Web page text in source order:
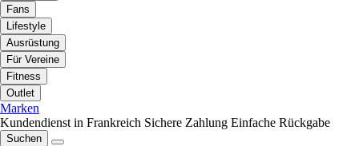
Fans
Lifestyle
Ausrüstung
Für Vereine
Fitness
Outlet
Marken
Kundendienst in Frankreich Sichere Zahlung Einfache Rückgabe
Suchen